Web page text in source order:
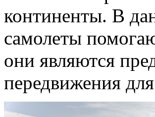
континенты. В
самолеты
они являются
передвижения